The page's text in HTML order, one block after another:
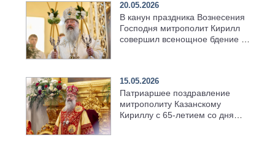
20.05.2026
В канун праздника Вознесения
Господня митрополит Кирилл
совершил всенощное бдение в
15.05.2026
Патриаршее поздравление
митрополиту Казанскому
Кириллу с 65-летием со дня